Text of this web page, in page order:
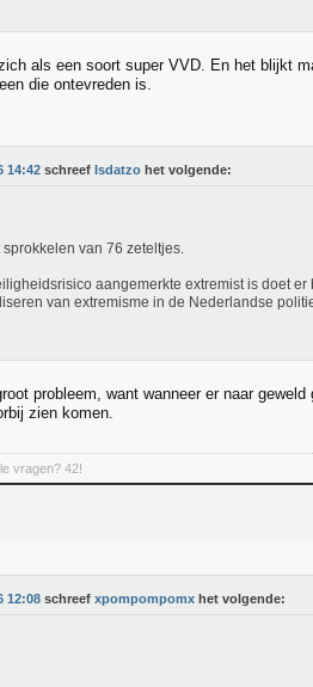
als een soort super VVD. En het blijkt
die ontevreden is.
14:42 schreef Isdatzo het volgende:
van 76 zeteltjes.
aangemerkte extremist is doet
van extremisme in de Nederlandse
probleem, want wanneer er naar
zien komen.
vragen? 42!
12:08 schreef xpompompomx het volgende: